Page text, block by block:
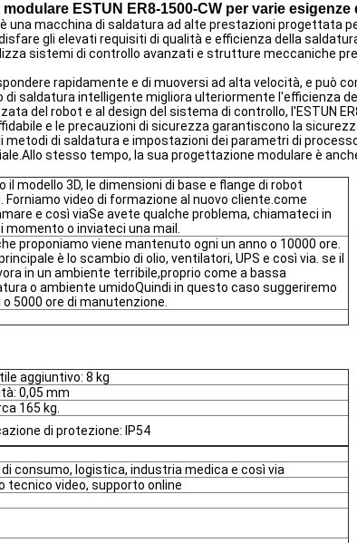
ESTUN ER8-1500-CW per varie esigenze
è una macchina di saldatura ad alte prestazioni
gli elevati requisiti di qualità e efficienza della
sistemi di controllo avanzati e strutture meccaniche
rapidamente e di muoversi ad alta velocità, e può
saldatura intelligente migliora ulteriormente l'efficienza
del robot e al design del sistema di controllo, l'ESTUN
e le precauzioni di sicurezza garantiscono la
metodi di saldatura e impostazioni dei parametri di
stesso tempo, la sua progettazione modulare è
il modello 3D, le dimensioni di base e flange di robot
Forniamo video di formazione al nuovo cliente.come
e così viaSe avete qualche problema, chiamateci in
momento o inviateci una mail.
proponiamo viene mantenuto ogni un anno o 10000 ore.
è lo scambio di olio, ventilatori, UPS e così via. se il
in un ambiente terribile,proprio come a bassa
o ambiente umidoQuindi in questo caso suggeriremo
5000 ore di manutenzione.
aggiuntivo: 8 kg
0,05 mm
165 kg.
di protezione: IP54
consumo, logistica, industria medica e così via
tecnico video, supporto online